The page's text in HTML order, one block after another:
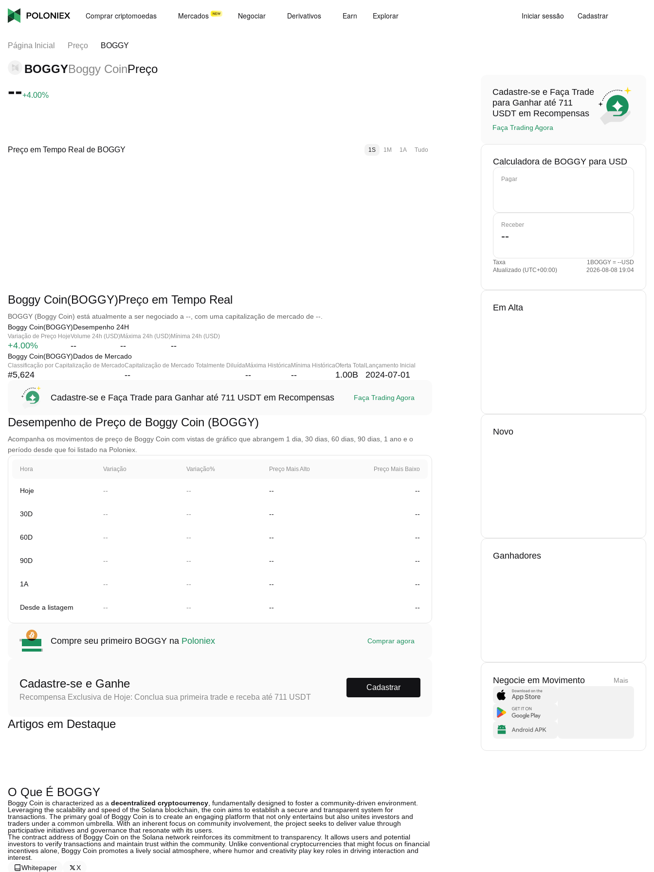
Comprar criptomoedas Mercados Negociar Derivativos Earn Explorar Iniciar sessão Cadastrar
Página Inicial Preço BOGGY
BOGGYBoggy CoinPreço
--+4.00%
Preço em Tempo Real de BOGGY 1S 1M 1A Tudo
Boggy Coin(BOGGY)Preço em Tempo Real
BOGGY (Boggy Coin) está atualmente a ser negociado a --, com uma capitalização de mercado de --.
Boggy Coin(BOGGY)Desempenho 24H
Variação de Preço Hoje
+4.00%
Volume 24h (USD)
--
Máxima 24h (USD)
--
Mínima 24h (USD)
--
Boggy Coin(BOGGY)Dados de Mercado
Classificação por Capitalização de Mercado
#5,624
Capitalização de Mercado Totalmente Diluída
--
Máxima Histórica
--
Mínima Histórica
--
Oferta Total
1.00B
Lançamento Inicial
2024-07-01
Cadastre-se e Faça Trade para Ganhar até 711 USDT em Recompensas Faça Trading Agora
Desempenho de Preço de Boggy Coin (BOGGY)
Acompanha os movimentos de preço de Boggy Coin com vistas de gráfico que abrangem 1 dia, 30 dias, 60 dias, 90 dias, 1 ano e o
período desde que foi listado na Poloniex.
Hora Variação Variação% Preço Mais Alto Preço Mais Baixo
Hoje -- -- -- --
30D -- -- -- --
60D -- -- -- --
90D -- -- -- --
1A -- -- -- --
Desde a listagem -- -- -- --
Compre seu primeiro BOGGY na Poloniex Comprar agora
Cadastre-se e Ganhe
Recompensa Exclusiva de Hoje: Conclua sua primeira trade e receba até 711 USDT
Cadastrar
Artigos em Destaque
O Que É BOGGY
Boggy Coin is characterized as a decentralized cryptocurrency , fundamentally designed to foster a community-driven environment.
Leveraging the scalability and speed of the Solana blockchain, the coin aims to establish a secure and transparent system for
transactions. The primary goal of Boggy Coin is to create an engaging platform that not only entertains but also unites investors and
traders under a common umbrella. With an inherent focus on community involvement, the project seeks to deliver value through
participative initiatives and governance that resonate with its users.
The contract address of Boggy Coin on the Solana network reinforces its commitment to transparency. It allows users and potential
investors to verify transactions and maintain trust within the community. Unlike conventional cryptocurrencies that might focus on financial
incentives alone, Boggy Coin promotes a lively social atmosphere, where humor and creativity play key roles in driving interaction and
interest.
Whitepaper
X
Cadastre-se e Faça Trade
para Ganhar até 711
USDT em Recompensas
Faça Trading Agora
Calculadora de BOGGY para USD
Pagar
Receber
Taxa
1BOGGY = --USD
Atualizado (UTC+00:00)
2026-08-08 19:04
Em Alta
Novo
Ganhadores
Negocie em Movimento Mais